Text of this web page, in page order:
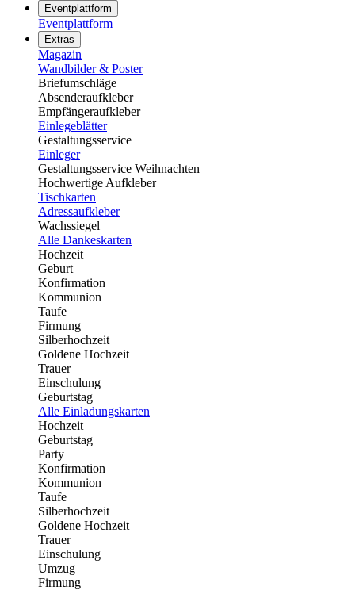
Eventplattform
Eventplattform
Extras
Magazin
Wandbilder & Poster
Briefumschläge
Absenderaufkleber
Empfängeraufkleber
Einlegeblätter
Gestaltungsservice
Einleger
Gestaltungsservice Weihnachten
Hochwertige Aufkleber
Tischkarten
Adressaufkleber
Wachssiegel
Alle Dankeskarten
Hochzeit
Geburt
Konfirmation
Kommunion
Taufe
Firmung
Silberhochzeit
Goldene Hochzeit
Trauer
Einschulung
Geburtstag
Alle Einladungskarten
Hochzeit
Geburtstag
Party
Konfirmation
Kommunion
Taufe
Silberhochzeit
Goldene Hochzeit
Trauer
Einschulung
Umzug
Firmung